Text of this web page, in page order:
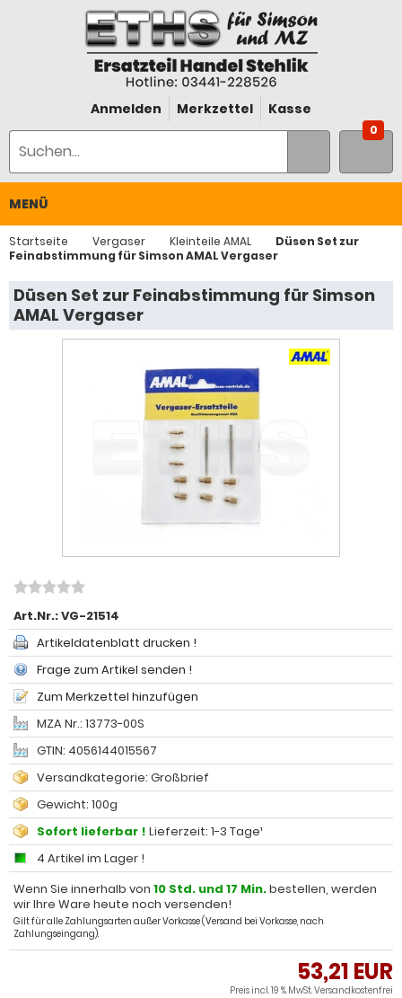
Anmelden Merkzettel Kasse
0
MENÜ
Startseite Vergaser Kleinteile AMAL
Düsen Set zur
Feinabstimmung für Simson AMAL Vergaser
Düsen Set zur Feinabstimmung für Simson
AMAL Vergaser
Art.Nr.:VG-21514
Artikeldatenblatt drucken !
Frage zum Artikel senden !
Zum Merkzettel hinzufügen
MZA Nr.: 13773-00S
GTIN: 4056144015567
Versandkategorie: Großbrief
Gewicht: 100g
Sofort lieferbar ! Lieferzeit: 1-3 Tage¹
4 Artikel im Lager !
Wenn Sie innerhalb von 10 Std. und 17 Min.bestellen, werden
wir Ihre Ware heute noch versenden!
Gilt für alle Zahlungsarten außer Vorkasse (Versand bei Vorkasse, nach
Zahlungseingang).
53,21 EUR
Preis incl. 19 % MwSt.Versandkostenfrei